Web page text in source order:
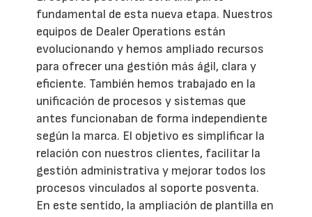
fundamental de esta nueva etapa. Nuestros
equipos de Dealer Operations están
evolucionando y hemos ampliado recursos
para ofrecer una gestión más ágil, clara y
eficiente. También hemos trabajado en la
unificación de procesos y sistemas que
antes funcionaban de forma independiente
según la marca. El objetivo es simplificar la
relación con nuestros clientes, facilitar la
gestión administrativa y mejorar todos los
procesos vinculados al soporte posventa.
En este sentido, la ampliación de plantilla en